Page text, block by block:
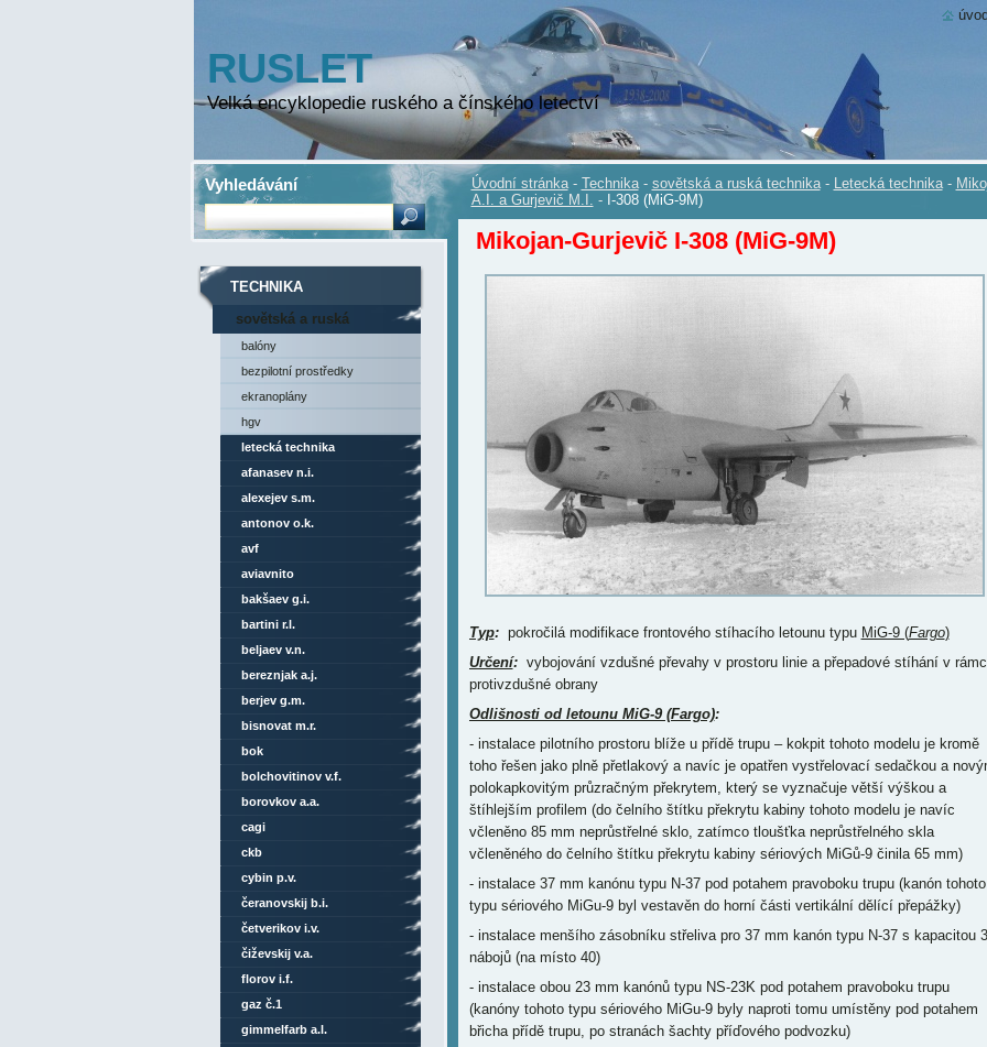
RUSLET
Velká encyklopedie ruského a čínského letectví
Úvodní stránka - Technika - sovětská a ruská technika - Letecká technika -
A.I. a Gurjevič M.I. - I-308 (MiG-9M)
Mikojan-Gurjevič I-308 (MiG-9M)
Typ:pokročilá modifikace frontového stíhacího letounu typu MiG-9 (Fargo)
Určení:vybojování vzdušné převahy v prostoru linie a přepadové stíhání v
protivzdušné obrany
Odlišnosti od letounu MiG-9 (Fargo):
- instalace pilotního prostoru blíže u přídě trupu – kokpit tohoto modelu je kromě
toho řešen jako plně přetlakový a navíc je opatřen vystřelovací sedačkou a
polokapkovitým průzračným překrytem, který se vyznačuje větší výškou a
štíhlejším profilem (do čelního štítku překrytu kabiny tohoto modelu je navíc
včleněno 85 mm neprůstřelné sklo, zatímco tloušťka neprůstřelného skla
včleněného do čelního štítku překrytu kabiny sériových MiGů-9 činila 65 mm)
- instalace 37 mm kanónu typu N-37 pod potahem pravoboku trupu (kanón tohoto
typu sériového MiGu-9 byl vestavěn do horní části vertikální dělící přepážky)
- instalace menšího zásobníku střeliva pro 37 mm kanón typu N-37 s kapacitou
nábojů (na místo 40)
- instalace obou 23 mm kanónů typu NS-23K pod potahem pravoboku trupu
(kanóny tohoto typu sériového MiGu-9 byly naproti tomu umístěny pod potahem
břicha přídě trupu, po stranách šachty příďového podvozku)
TECHNIKA
sovětská a ruská
technika
balóny
bezpilotní prostředky
ekranoplány
hgv
letecká technika
afanasev n.i.
alexejev s.m.
antonov o.k.
avf
aviavnito
bakšaev g.i.
bartini r.l.
beljaev v.n.
bereznjak a.j.
berjev g.m.
bisnovat m.r.
bok
bolchovitinov v.f.
borovkov a.a.
cagi
ckb
cybin p.v.
čeranovskij b.i.
četverikov i.v.
čiževskij v.a.
florov i.f.
gaz č.1
gimmelfarb a.l.
Vyhledávání